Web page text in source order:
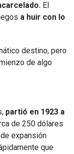
El
a huir con lo
destino, pero
de algo
partió en 1923 a
de 250 dólares
expansión
que